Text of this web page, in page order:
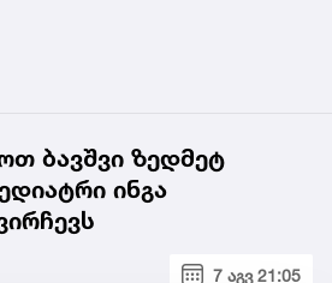
ბავშვი ზედმეტ
ინგა
7 აგვ 21:05